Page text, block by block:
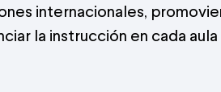
internacionales,
la instrucción en cada